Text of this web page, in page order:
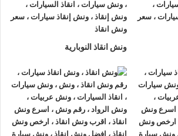
اتصل بخدمة العملاء التابعة لنا على مدار 24 ساعة الآن للحصول
من موقعك في السخنة فريق المساعدة على
دائما لمساعدتك في أي وقت من النهار أو
انقاذ السيارات في السخنة
بسرعة فائقة خلال 30 دقيقة بحد اقصي
سياراتمن أجل إنقاذ السياراتالمُعطّلة في
ونش انقاذ النوبارية